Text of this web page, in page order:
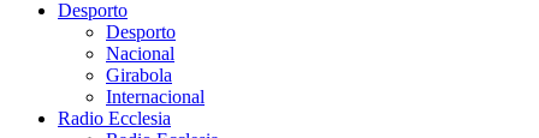
Desporto
Desporto
Nacional
Girabola
Internacional
Radio Ecclesia